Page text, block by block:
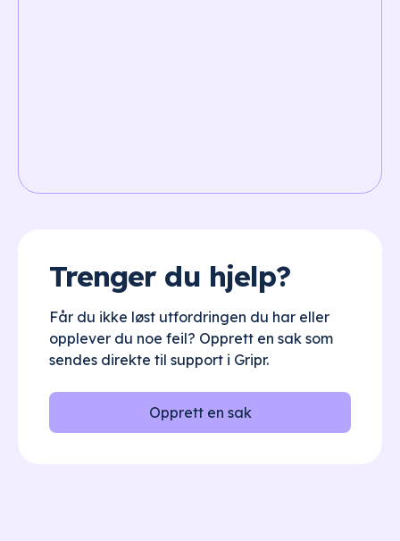
Trenger du hjelp?
Får du ikke løst utfordringen du har eller
opplever du noe feil? Opprett en sak som
sendes direkte til support i Gripr.
Opprett en sak